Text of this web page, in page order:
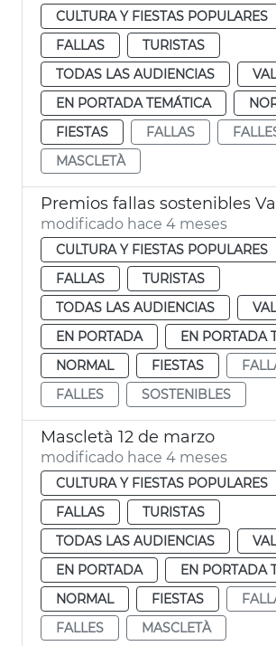
CULTURA Y FIESTAS POPULARES
FALLAS
TURISTAS
TODAS LAS AUDIENCIAS
EN PORTADA TEMÁTICA
FIESTAS
FALLAS
MASCLETÀ
Premios fallas sostenibles
modificado hace 4 meses
CULTURA Y FIESTAS POPULARES
FALLAS
TURISTAS
TODAS LAS AUDIENCIAS
EN PORTADA
EN PORTADA
NORMAL
FIESTAS
FALLES
SOSTENIBLES
Mascletà 12 de marzo
modificado hace 4 meses
CULTURA Y FIESTAS POPULARES
FALLAS
TURISTAS
TODAS LAS AUDIENCIAS
EN PORTADA
EN PORTADA
NORMAL
FIESTAS
FALLES
MASCLETÀ